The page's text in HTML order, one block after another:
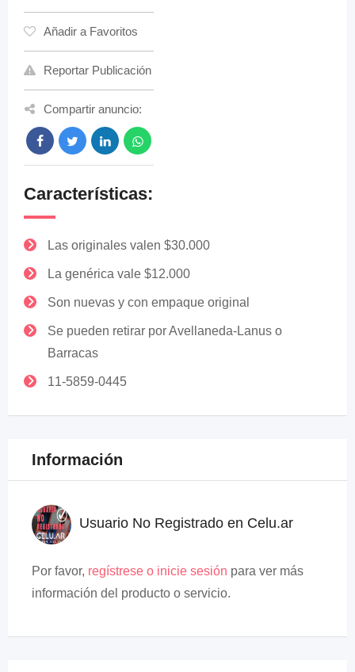
Añadir a Favoritos
Reportar Publicación
Compartir anuncio:
Características:
Las originales valen $30.000
La genérica vale $12.000
Son nuevas y con empaque original
Se pueden retirar por Avellaneda-Lanus o
Barracas
11-5859-0445
Información
Usuario No Registrado en Celu.ar
Por favor, regístrese o inicie sesión para ver más
información del producto o servicio.